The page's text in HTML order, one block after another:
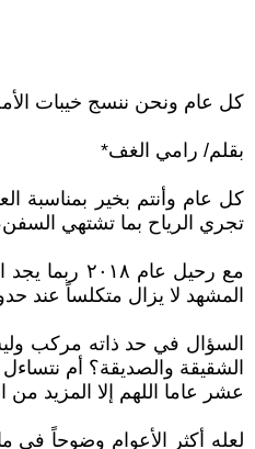
كل عام ونحن ننسج خيبات
بقلم/ رامي الغف*
كل عام وأنتم بخير بمناسبة
تجري الرياح بما تشتهي
مع رحيل
المشهد لا يزال متكلساً عند
السؤال في حد ذاته مركب
الشقيقة والصديقة؟ أم
عشر عاما اللهم إلا المزيد